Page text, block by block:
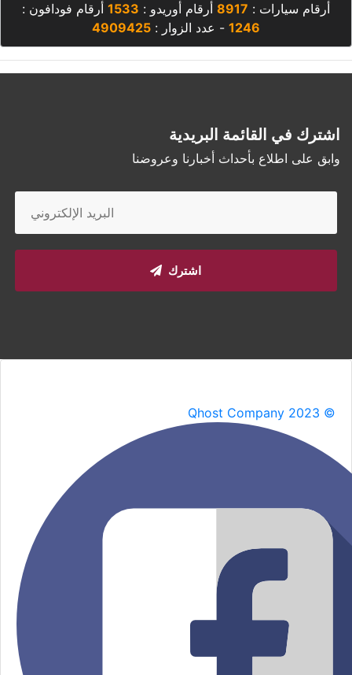
أرقام سيارات : 8917 أرقام أوريدو : 1533 أرقام فودافون :
1246 - عدد الزوار : 4909425
اشترك في القائمة البريدية
وابق على اطلاع بأحداث أخبارنا وعروضنا
اشترك
Qhost Company 2023 ©